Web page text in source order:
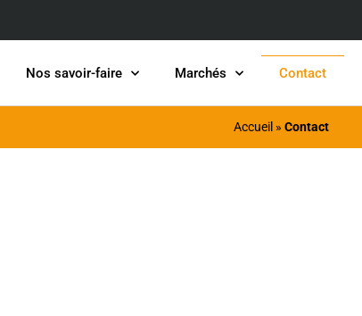
Nos savoir-faire Marchés Contact
Accueil »Contact